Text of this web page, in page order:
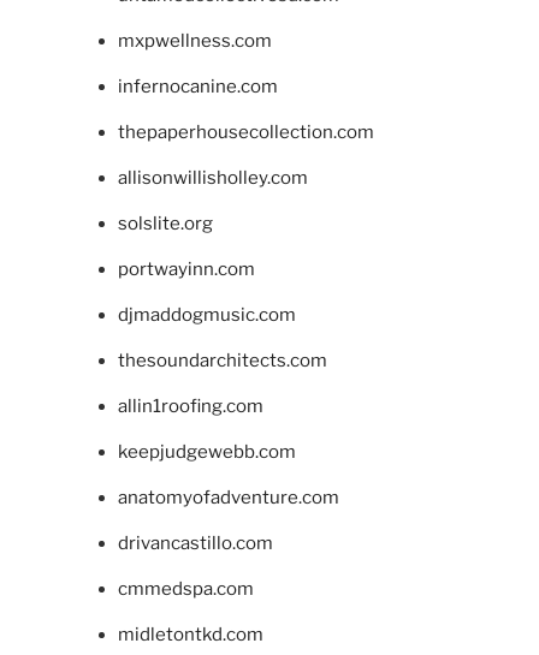
mxpwellness.com
infernocanine.com
thepaperhousecollection.com
allisonwillisholley.com
solslite.org
portwayinn.com
djmaddogmusic.com
thesoundarchitects.com
allin1roofing.com
keepjudgewebb.com
anatomyofadventure.com
drivancastillo.com
cmmedspa.com
midletontkd.com